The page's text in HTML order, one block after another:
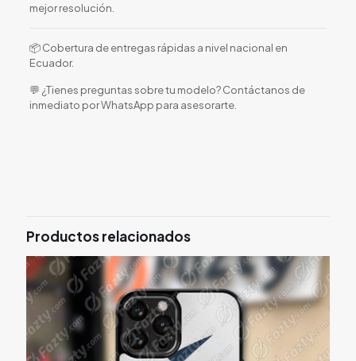
mejor resolución.
📦 Cobertura de entregas rápidas a nivel nacional en
Ecuador.
💬 ¿Tienes preguntas sobre tu modelo? Contáctanos de
inmediato por WhatsApp para asesorarte.
Productos relacionados